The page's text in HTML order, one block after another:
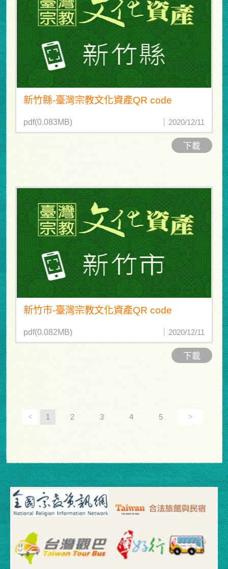
新竹縣-臺灣宗教文化資產QR code
pdf(0.083MB) 2020/12/11
下載
新竹市-臺灣宗教文化資產QR code
pdf(0.082MB) 2020/12/11
下載
< 1 2 3 4 5 >